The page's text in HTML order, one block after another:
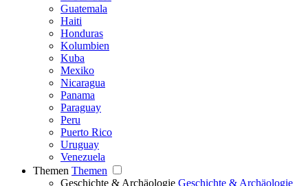
Guatemala
Haiti
Honduras
Kolumbien
Kuba
Mexiko
Nicaragua
Panama
Paraguay
Peru
Puerto Rico
Uruguay
Venezuela
Themen Themen
Geschichte & Archäologie Geschichte & Archäologie